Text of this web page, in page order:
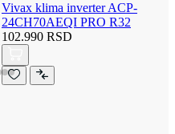
Vivax klima inverter ACP-
24CH70AEQI PRO R32
102.990 RSD